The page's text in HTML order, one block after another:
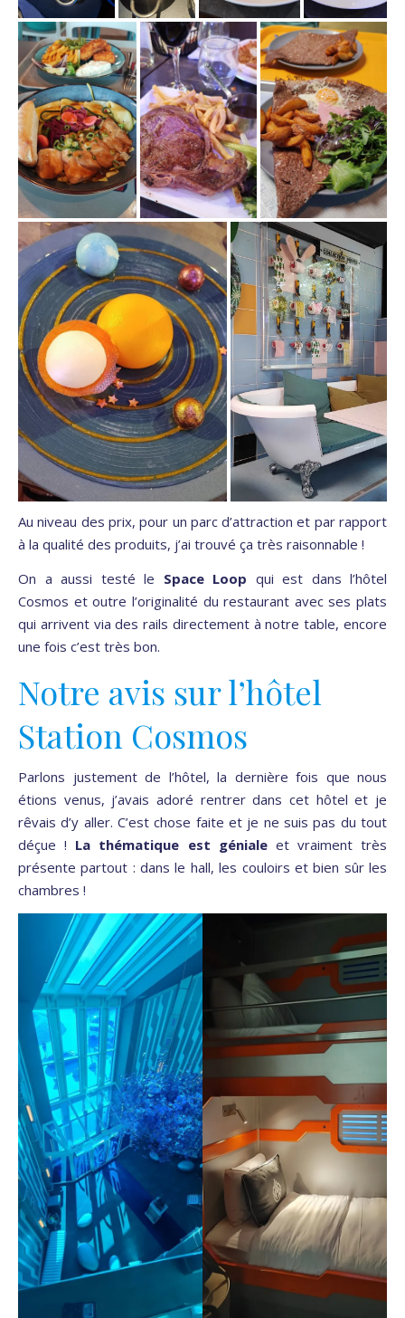
Au niveau des prix, pour un parc d’attraction et par rapport
à la qualité des produits, j’ai trouvé ça très raisonnable !
On a aussi testé le Space Loop qui est dans l’hôtel
Cosmos et outre l’originalité du restaurant avec ses plats
qui arrivent via des rails directement à notre table, encore
une fois c’est très bon.
Notre avis sur l’hôtel
Station Cosmos
Parlons justement de l’hôtel, la dernière fois que nous
étions venus, j’avais adoré rentrer dans cet hôtel et je
rêvais d’y aller. C’est chose faite et je ne suis pas du tout
déçue ! La thématique est génialeet vraiment très
présente partout : dans le hall, les couloirs et bien sûr les
chambres !